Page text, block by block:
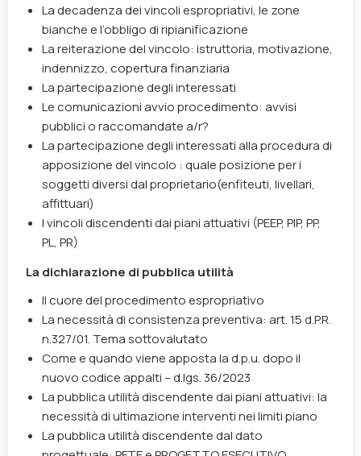
La decadenza dei vincoli espropriativi, le zone
bianche e l’obbligo di ripianificazione
La reiterazione del vincolo: istruttoria, motivazione,
indennizzo, copertura finanziaria
La partecipazione degli interessati
Le comunicazioni avvio procedimento: avvisi
pubblici o raccomandate a/r?
La partecipazione degli interessati alla procedura di
apposizione del vincolo : quale posizione per i
soggetti diversi dal proprietario(enfiteuti, livellari,
affittuari)
I vincoli discendenti dai piani attuativi (PEEP, PIP, PP,
PL, PR)
La dichiarazione di pubblica utilità
Il cuore del procedimento espropriativo
La necessità di consistenza preventiva: art. 15 d.P.R.
n.327/01. Tema sottovalutato
Come e quando viene apposta la d.p.u. dopo il
nuovo codice appalti – d.lgs. 36/2023
La pubblica utilità discendente dai piani attuativi: la
necessità di ultimazione interventi nei limiti piano
La pubblica utilità discendente dal dato